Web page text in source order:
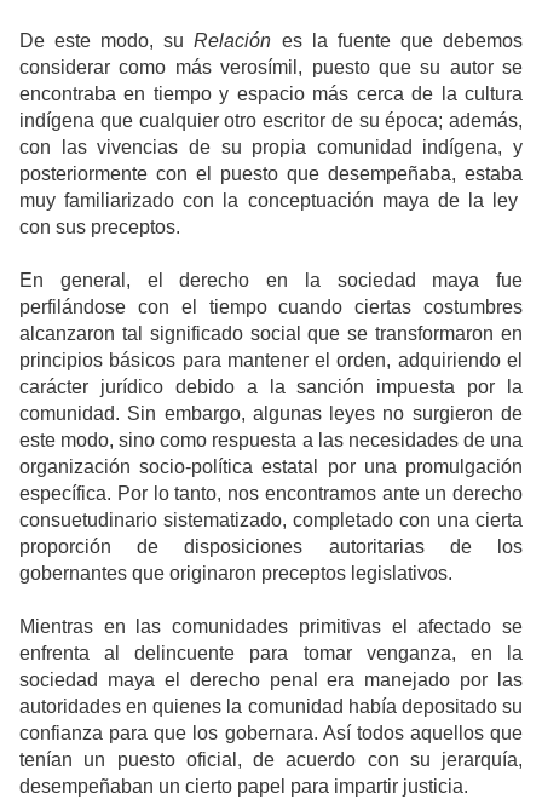
De este modo, suRelación es la fuente que debemos
considerar como más verosímil, puesto que su autor se
encontraba en tiempo y espacio más cerca de la cultura
indígena que cualquier otro escritor de su época; además,
con las vivencias de su propia comunidad indígena, y
posteriormente con el puesto que desempeñaba, estaba
muy familiarizado con la conceptuación maya de la ley
con sus preceptos.
En general, el derecho en la sociedad maya fue
perfilándose con el tiempo cuando ciertas costumbres
alcanzaron tal significado social que se transformaron en
principios básicos para mantener el orden, adquiriendo el
carácter jurídico debido a la sanción impuesta por la
comunidad. Sin embargo, algunas leyes no surgieron de
este modo, sino como respuesta a las necesidades de una
organización socio-política estatal por una promulgación
específica. Por lo tanto, nos encontramos ante un derecho
consuetudinario sistematizado, completado con una cierta
proporción de disposiciones autoritarias de los
gobernantes que originaron preceptos legislativos.
Mientras en las comunidades primitivas el afectado se
enfrenta al delincuente para tomar venganza, en la
sociedad maya el derecho penal era manejado por las
autoridades en quienes la comunidad había depositado su
confianza para que los gobernara. Así todos aquellos que
tenían un puesto oficial, de acuerdo con su jerarquía,
desempeñaban un cierto papel para impartir justicia.